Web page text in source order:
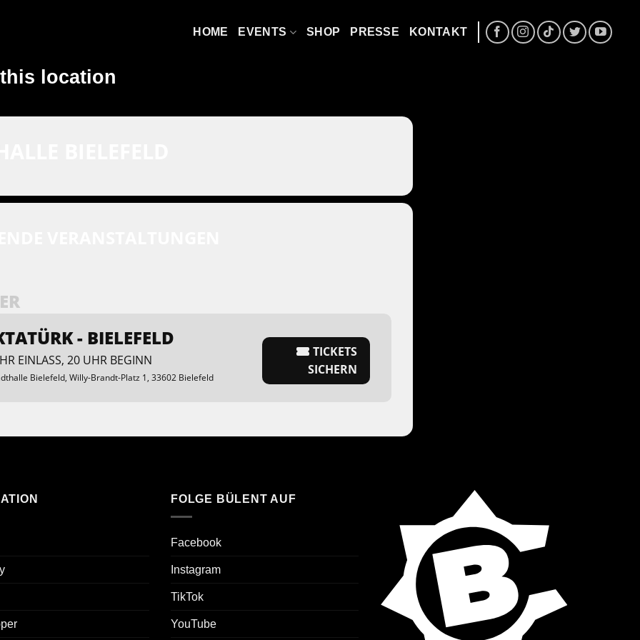
HOME EVENTS SHOP PRESSE KONTAKT
location
- BIELEFELD
EINLASS, 20 UHR BEGINN
Bielefeld, Willy-Brandt-Platz 1, 33602 Bielefeld
TICKETS
SICHERN
FOLGE BÜLENT AUF
Facebook
Instagram
TikTok
YouTube